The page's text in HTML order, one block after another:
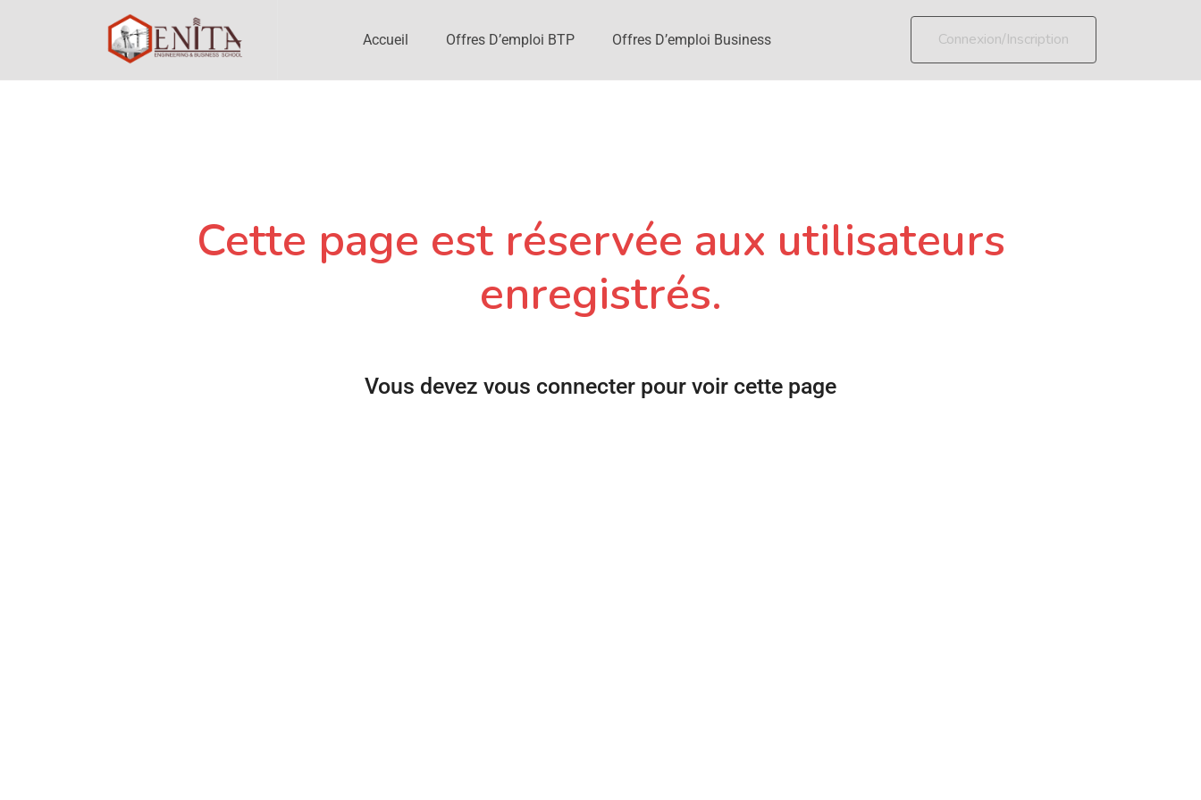
Accueil Offres D’emploi BTP Offres D’emploi Business Connexion/Inscription
Cette page est réservée aux utilisateurs
enregistrés.
Vous devez vous connecter pour voir cette page